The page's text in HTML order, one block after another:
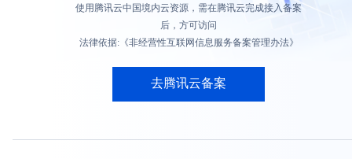
使用腾讯云中国境内云资源，需在腾讯云完成接入备案
后，方可访问
法律依据:《非经营性互联网信息服务备案管理办法》
去腾讯云备案